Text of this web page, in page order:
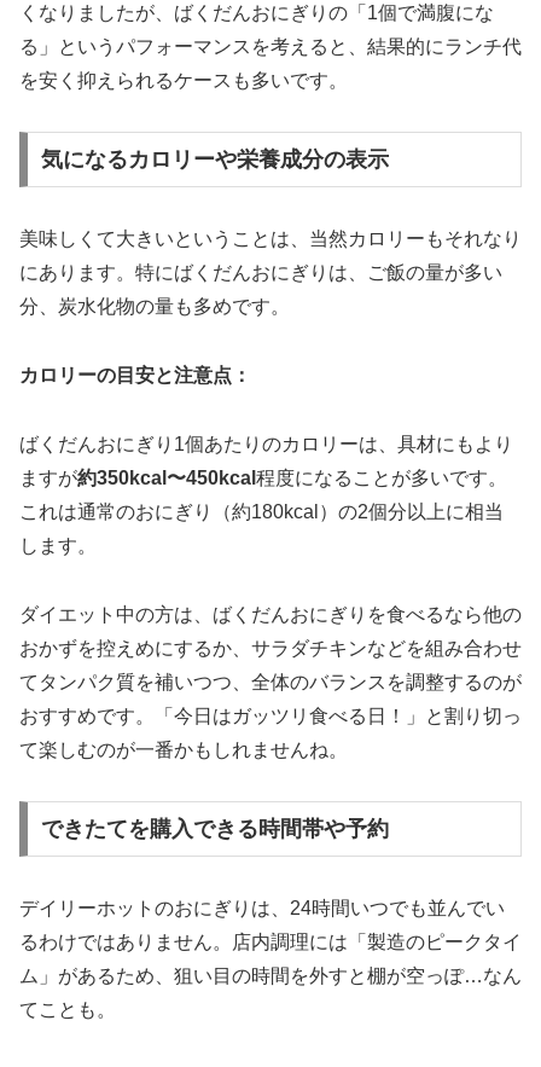
くなりましたが、ばくだんおにぎりの 「1個で満腹にな
る」
というパフォーマンスを考えると、結果的にランチ代
を安く抑えられるケースも多いです。
気になるカロリーや栄養成分の表示
美味しくて大きいということは、当然カロリーもそれなり
にあります。特にばくだんおにぎりは、ご飯の量が多い
分、炭水化物の量も多めです。
カロリーの目安と注意点：
ばくだんおにぎり1個あたりのカロリーは、具材にもより
ますが約350kcal〜450kcal 程度になることが多いです。
これは通常のおにぎり（約180kcal）の2個分以上に相当
します。
ダイエット中の方は、ばくだんおにぎりを食べるなら他の
おかずを控えめにするか、サラダチキンなどを組み合わせ
てタンパク質を補いつつ、全体のバランスを調整するのが
おすすめです。「今日はガッツリ食べる日！」と割り切っ
て楽しむのが一番かもしれませんね。
できたてを購入できる時間帯や予約
デイリーホットのおにぎりは、24時間いつでも並んでい
るわけではありません。店内調理には「製造のピークタイ
ム」があるため、狙い目の時間を外すと棚が空っぽ…なん
てことも。